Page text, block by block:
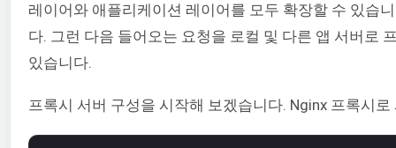
레이어와 애플리케이션 레이어를 모두 확장할 수 있습
다. 그런 다음 들어오는 요청을 로컬 및 다른 앱 서버로
있습니다.
프록시 서버 구성을 시작해 보겠습니다. Nginx 프록시